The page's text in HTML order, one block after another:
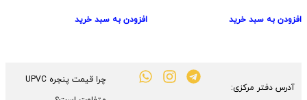
افزودن به سبد خرید افزودن به سبد خرید
آدرس دفتر مرکزی:
چرا قیمت پنجره UPVC